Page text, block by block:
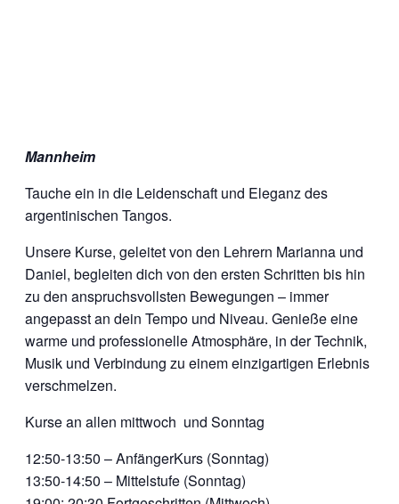
Mannheim
Tauche ein in die Leidenschaft und Eleganz des
argentinischen Tangos.
Unsere Kurse, geleitet von den Lehrern Marianna und
Daniel, begleiten dich von den ersten Schritten bis hin
zu den anspruchsvollsten Bewegungen – immer
angepasst an dein Tempo und Niveau. Genieße eine
warme und professionelle Atmosphäre, in der Technik,
Musik und Verbindung zu einem einzigartigen Erlebnis
verschmelzen.
Kurse an allen mittwoch und Sonntag
12:50-13:50 – AnfängerKurs (Sonntag)
13:50-14:50 – Mittelstufe (Sonntag)